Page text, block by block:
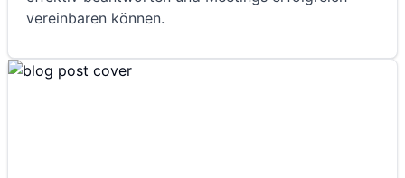
vereinbaren können.